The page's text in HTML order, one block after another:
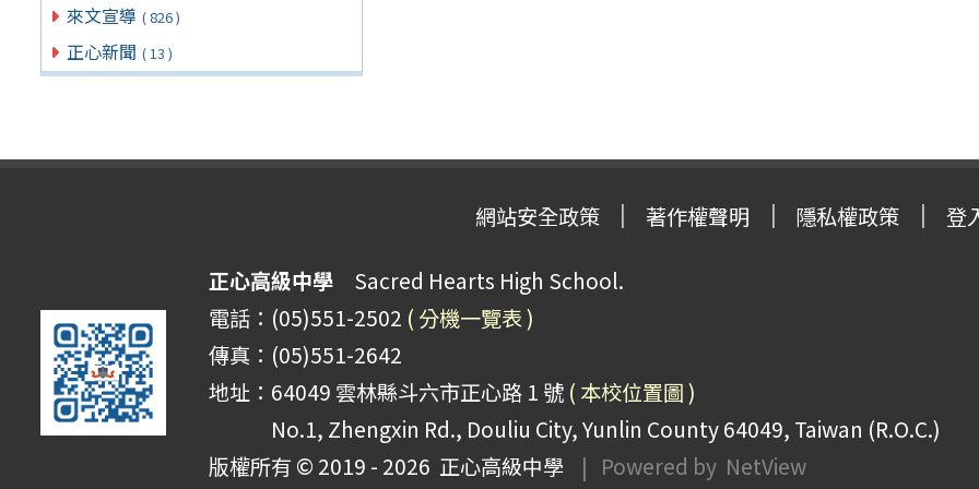
來文宣導 ( 826 )
正心新聞 ( 13 )
網站安全政策 著作權聲明 隱私權政策 登
正心高級中學Sacred Hearts High School.
電話：(05)551-2502 ( 分機一覽表 )
傳真：(05)551-2642
地址：64049 雲林縣斗六市正心路 1 號 ( 本校位置圖 )
No.1, Zhengxin Rd., Douliu City, Yunlin County 64049, Taiwan (R.O.C.)
版權所有 © 2019 - 2026 正心高級中學 | Powered by NetView